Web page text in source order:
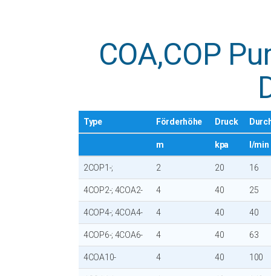
COA,COP
Type Förderhöhe Druck
m kpa l/min
2COP1-; 2 20 16
4COP2-; 4COA2- 4 40 25
4COP4-; 4COA4- 4 40 40
4COP6-; 4COA6- 4 40 63
4COA10- 4 40 100